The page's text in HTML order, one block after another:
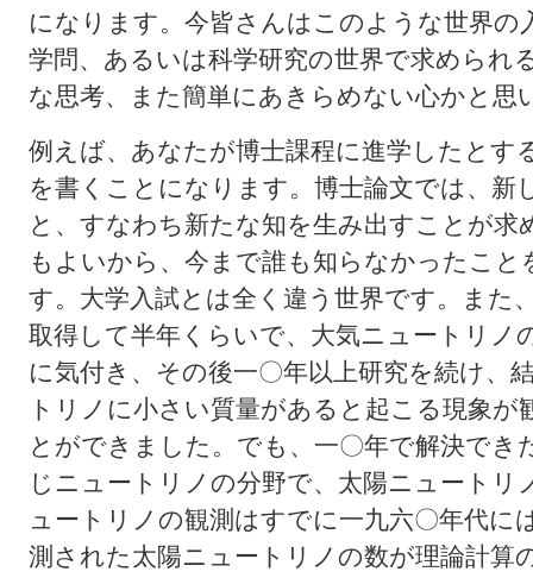
になります。今皆さんはこのような世界
学問、あるいは科学研究の世界で求められ
な思考、また簡単にあきらめない心かと思
例えば、あなたが博士課程に進学したとす
を書くことになります。博士論文では、新
と、すなわち新たな知を生み出すことが
もよいから、今まで誰も知らなかったこ
す。大学入試とは全く違う世界です。また
取得して半年くらいで、大気ニュートリノ
に気付き、その後一〇年以上研究を続け、
トリノに小さい質量があると起こる現象
とができました。でも、一〇年で解決で
じニュートリノの分野で、太陽ニュートリ
ュートリノの観測はすでに一九六〇年代
測された太陽ニュートリノの数が理論計算